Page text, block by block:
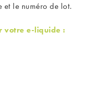
le numéro de lot.
votre e-liquide :